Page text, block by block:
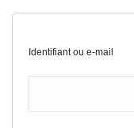
Identifiant ou e-mail